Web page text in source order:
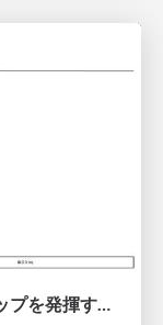
職位にかかわらず全員がリーダーシップを発揮するチーム作り / Building a team where everyone can demonstrate leadership regardless of position